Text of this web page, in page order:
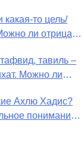
то цель/
ли отрицать
ибнтавиль –
Можно ли
кейфа» (без
Ахлю Хадис?
понимание